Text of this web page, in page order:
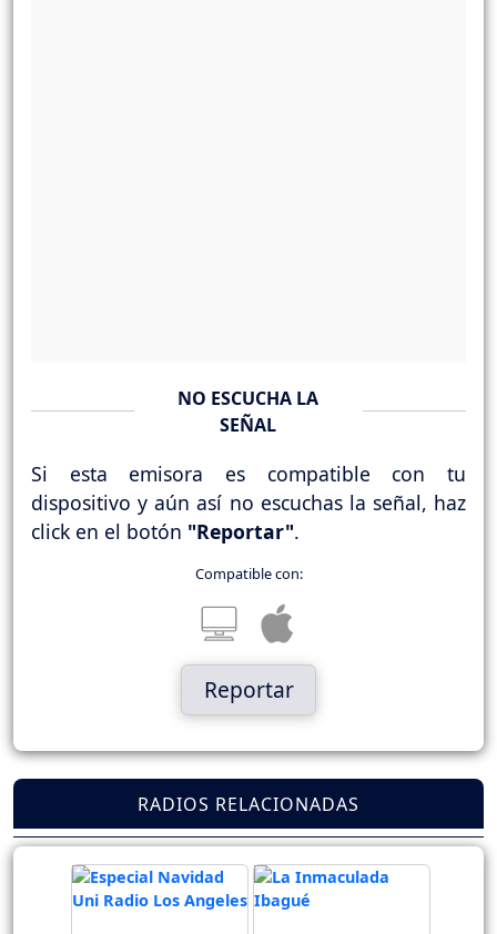
NO ESCUCHA LA
SEÑAL
Si esta emisora es compatible con tu
dispositivo y aún así no escuchas la señal, haz
click en el botón "Reportar".
Compatible con:
Reportar
RADIOS RELACIONADAS